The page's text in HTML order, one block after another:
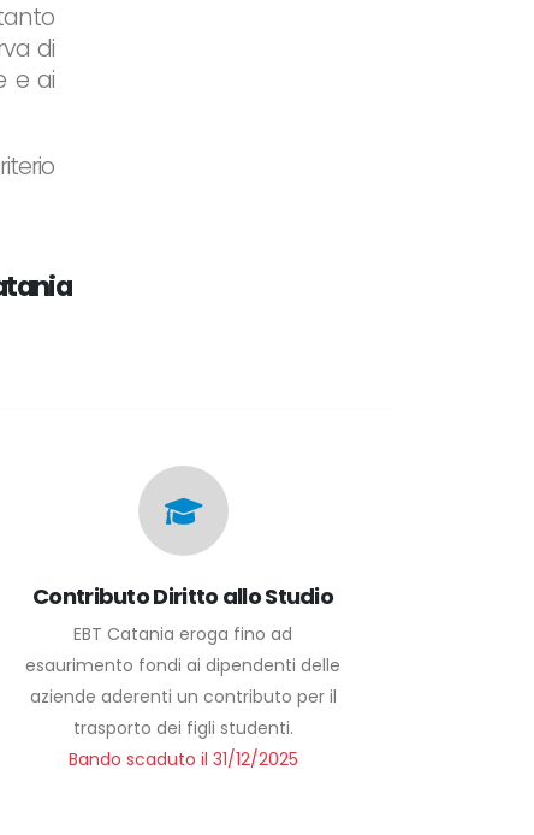
di
e ai
Contributo Diritto allo Studio
EBT Catania eroga fino ad
esaurimento fondi ai dipendenti delle
aziende aderenti un contributo per il
trasporto dei figli studenti.
Bando scaduto il 31/12/2025